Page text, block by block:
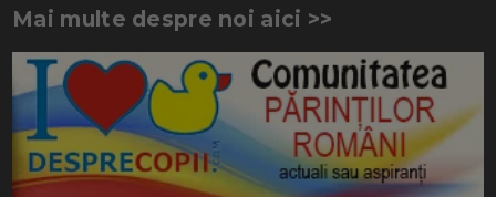
Mai multe despre noi aici >>